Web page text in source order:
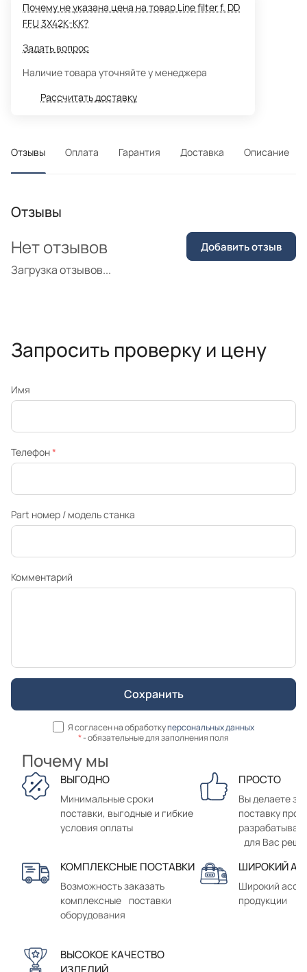
Почему не указана цена на товар Line filter f. DD
FFU 3X42K-KK?
Задать вопрос
Наличие товара уточняйте у менеджера
Рассчитать доставку
Отзывы Оплата Гарантия Доставка Описание
Отзывы
Загрузка отзывов...
Нет отзывов Добавить отзыв
Запросить проверку и цену
Имя
Телефон*
Part номер / модель станка
Комментарий
Я согласен на обработкуперсональных данных
*- обязательные для заполнения поля
Почему мы
ВЫГОДНО
Минимальные сроки
поставки, выгодные и гибкие
условия оплаты
ПРОСТО
Вы делаете
поставку
для Вас
КОМПЛЕКСНЫЕ ПОСТАВКИ
Возможность заказать
комплексные поставки
оборудования
ШИРОКИЙ
Широкий
продукции
ВЫСОКОЕ КАЧЕСТВО